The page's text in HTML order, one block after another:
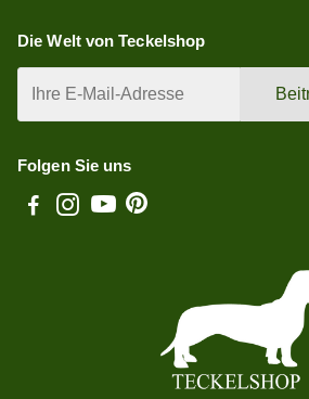
Die Welt von Teckelshop
Folgen Sie uns